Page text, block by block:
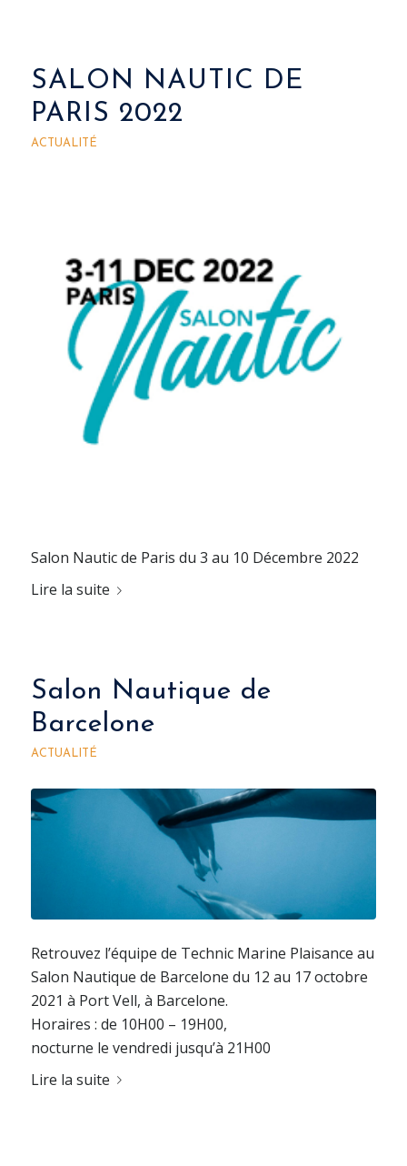
SALON NAUTIC DE
PARIS 2022
ACTUALITÉ
Salon Nautic de Paris du 3 au 10 Décembre 2022
Lire la suite
Salon Nautique de
Barcelone
ACTUALITÉ
Retrouvez l’équipe de Technic Marine Plaisance au
Salon Nautique de Barcelone du 12 au 17 octobre
2021 à Port Vell, à Barcelone.
Horaires : de 10H00 – 19H00,
nocturne le vendredi jusqu’à 21H00
Lire la suite